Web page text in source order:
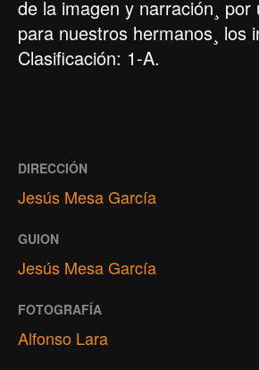
de la imagen y narración¸
para nuestros hermanos¸ los
Clasificación: 1-A.
DIRECCIÓN
Jesús Mesa García
GUION
Jesús Mesa García
FOTOGRAFÍA
Alfonso Lara